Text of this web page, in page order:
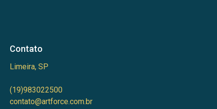
Contato
Limeira, SP
(19)983022500
contato@artforce.com.br